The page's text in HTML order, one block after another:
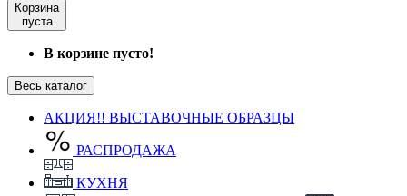
Корзина
пуста
В корзине пусто!
Весь каталог
АКЦИЯ!! ВЫСТАВОЧНЫЕ ОБРАЗЦЫ
РАСПРОДАЖА
КУХНЯ